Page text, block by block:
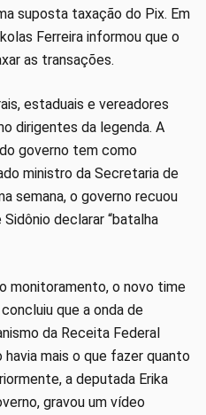
suposta taxação do Pix. Em
Ferreira informou que o
as transações.
estaduais e vereadores
dirigentes da legenda. A
governo tem como
ministro da Secretaria de
semana, o governo recuou
declarar “batalha
monitoramento, o novo time
que a onda de
da Receita Federal
havia mais o que fazer quanto
a deputada Erika
gravou um vídeo